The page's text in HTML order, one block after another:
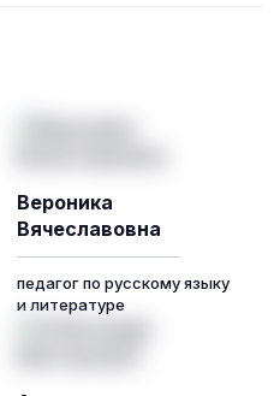
Вероника
Вячеславовна
педагог по русскому языку
и литературе